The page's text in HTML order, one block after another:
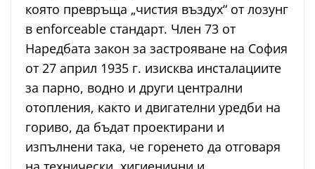
която превръща „чистия въздух“ от лозунг
в enforceable стандарт. Член 73 от
Наредбата закон за застрояване на София
от 27 април 1935 г. изисква инсталациите
за парно, водно и други централни
отопления, както и двигателни уредби на
гориво, да бъдат проектирани и
изпълнени така, че горенето да отговаря